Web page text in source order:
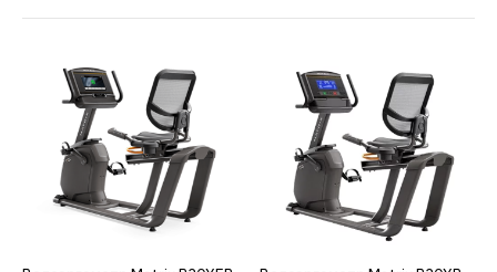
Велоэргометр Matrix
R30XER
788382р.
КУПИТЬ